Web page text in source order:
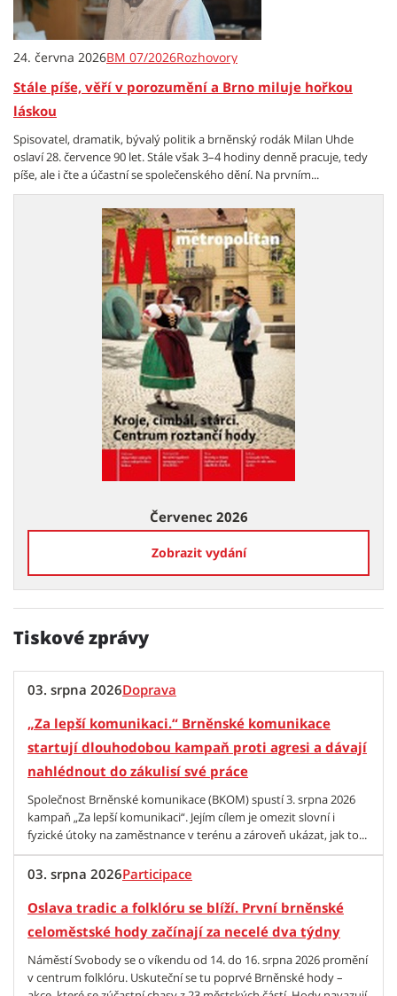
24. června 2026BM 07/2026Rozhovory
Stále píše, věří v porozumění a Brno miluje hořkou
láskou
Spisovatel, dramatik, bývalý politik a brněnský rodák Milan Uhde
oslaví 28. července 90 let. Stále však 3–4 hodiny denně pracuje, tedy
píše, ale i čte a účastní se společenského dění. Na prvním...
Červenec 2026
Zobrazit vydání
Tiskové zprávy
03. srpna 2026Doprava
„Za lepší komunikaci.“ Brněnské komunikace
startují dlouhodobou kampaň proti agresi a dávají
nahlédnout do zákulisí své práce
Společnost Brněnské komunikace (BKOM) spustí 3. srpna 2026
kampaň „Za lepší komunikaci“. Jejím cílem je omezit slovní i
fyzické útoky na zaměstnance v terénu a zároveň ukázat, jak to...
03. srpna 2026Participace
Oslava tradic a folklóru se blíží. První brněnské
celoměstské hody začínají za necelé dva týdny
Náměstí Svobody se o víkendu od 14. do 16. srpna 2026 promění
v centrum folklóru. Uskuteční se tu poprvé Brněnské hody –